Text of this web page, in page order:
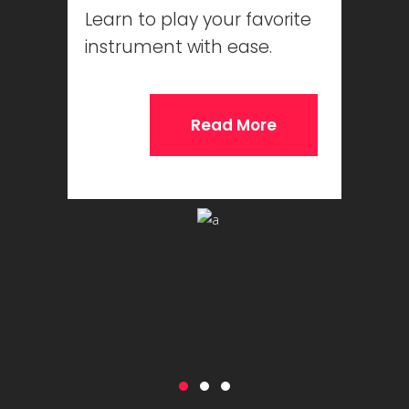
Learn to play your favorite
instrument with ease.
Read More